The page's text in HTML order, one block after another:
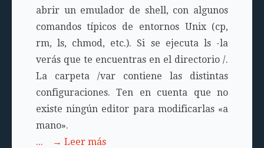
abrir un emulador de shell, con algunos
comandos típicos de entornos Unix (cp,
rm, ls, chmod, etc.). Si se ejecutals -la
verás que te encuentras en el directorio/.
La carpeta /varcontiene las distintas
configuraciones. Ten en cuenta que no
existe ningún editor para modificarlas «a
mano».
... → Leer más